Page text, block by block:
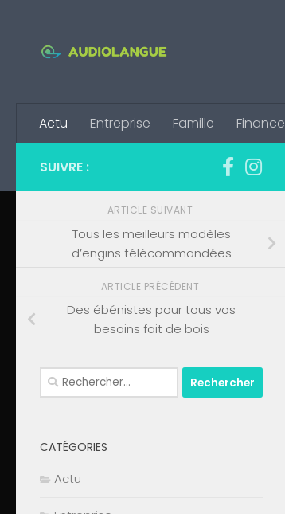
Actu Entreprise Famille Finance
SUIVRE :
ARTICLE SUIVANT
Tous les meilleurs modèles
d’engins télécommandées
ARTICLE PRÉCÉDENT
Des ébénistes pour tous vos
besoins fait de bois
Rechercher :
CATÉGORIES
Actu